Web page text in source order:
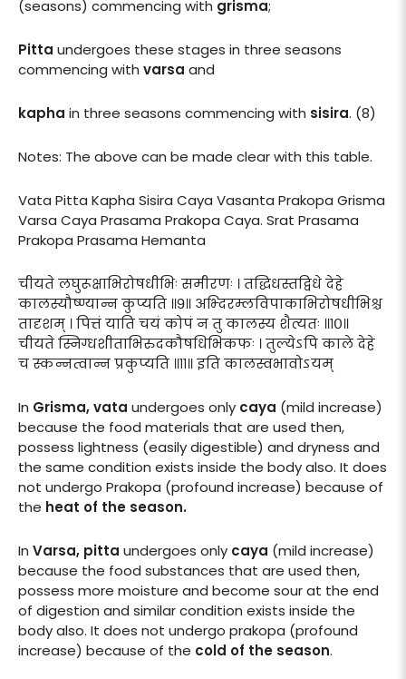
(seasons) commencing with grisma;
Pitta undergoes these stages in three seasons
commencing with varsa and
kapha in three seasons commencing with sisira. (8)
Notes: The above can be made clear with this table.
Vata Pitta Kapha Sisira Caya Vasanta Prakopa Grisma
Varsa Caya Prasama Prakopa Caya. Srat Prasama
Prakopa Prasama Hemanta
चीयते लघुरूक्षाभिरोषधीभिः समीरणः । तद्धिधस्तद्विधे देहे
कालस्यौष्ण्यान्न कुप्यति ॥९॥ अभ्दिरम्लविपाकाभिरोषधीभिश्च
तादृशम् । पित्तं याति चयं कोपं न तु कालस्य शैत्यतः ॥१०॥
चीयते स्निग्धशीताभिरुदकौषधिभिकफः । तुल्येऽपि काले देहे
च स्कन्नत्वान्न प्रकुप्यति ॥११॥ इति कालस्वभावोऽयम्
In Grisma, vata undergoes only caya (mild increase)
because the food materials that are used then,
possess lightness (easily digestible) and dryness and
the same condition exists inside the body also. It does
not undergo Prakopa (profound increase) because of
the heat of the season.
In Varsa, pitta undergoes only caya (mild increase)
because the food substances that are used then,
possess more moisture and become sour at the end
of digestion and similar condition exists inside the
body also. It does not undergo prakopa (profound
increase) because of the cold of the season.